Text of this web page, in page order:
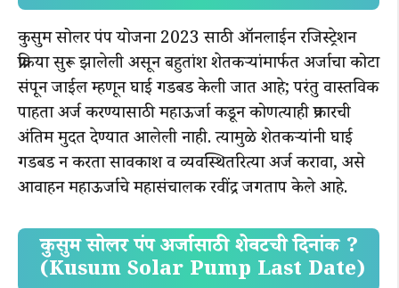
कुसुम सोलर पंप योजना 2023 साठी ऑनलाईन रजिस्ट्रेशन
प्रक्रिया सुरू झालेली असून बहुतांश शेतकऱ्यांमार्फत अर्जाचा कोटा
संपून जाईल म्हणून घाई गडबड केली जात आहे; परंतु वास्तविक
पाहता अर्ज करण्यासाठी महाऊर्जा कडून कोणत्याही प्रकारची
अंतिम मुदत देण्यात आलेली नाही. त्यामुळे शेतकऱ्यांनी घाई
गडबड न करता सावकाश व व्यवस्थितरित्या अर्ज करावा, असे
आवाहन महाऊर्जाचे महासंचालक रवींद्र जगताप केले आहे.
कुसुम सोलर पंप अर्जासाठी शेवटची दिनांक ?
(Kusum Solar Pump Last Date)